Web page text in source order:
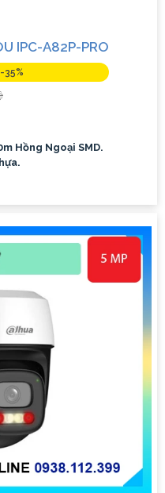
IPC-A82P-PRO
35%
Hồng Ngoại SMD.